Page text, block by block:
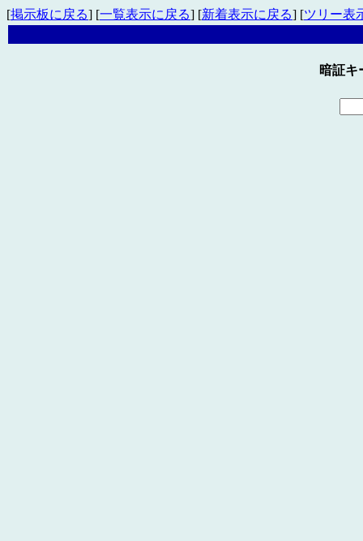
[掲示板に戻る] [一覧表示に戻る] [新着表示に戻る] [ツリー表
暗証キ